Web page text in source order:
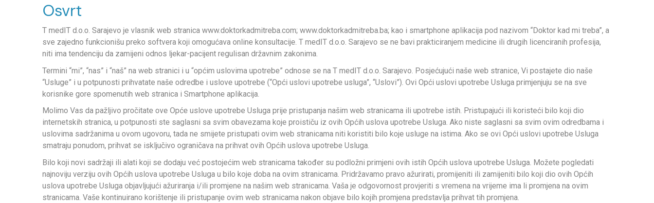
Osvrt
T medIT d.o.o. Sarajevo je vlasnik web stranica www.doktorkadmitreba.com; www.doktorkadmitreba.ba; kao i smartphone aplikacija pod nazivom “Doktor kad mi treba”, a
sve zajedno funkcionišu preko softvera koji omogućava online konsultacije. T medIT d.o.o. Sarajevo se ne bavi prakticiranjem medicine ili drugih licenciranih profesija,
niti ima tendenciju da zamijeni odnos ljekar-pacijent regulisan državnim zakonima.
Termini “mi”, “nas” i “naš” na web stranici i u “općim uslovima upotrebe” odnose se na T medIT d.o.o. Sarajevo. Posjećujući naše web stranice, Vi postajete dio naše
“Usluge” i u potpunosti prihvatate naše odredbe i uslove upotrebe (“Opći uslovi upotrebe usluga”, “Uslovi”). Ovi Opći uslovi upotrebe Usluga primjenjuju se na sve
korisnike gore spomenutih web stranica i Smartphone aplikacija.
Molimo Vas da pažljivo pročitate ove Opće uslove upotrebe Usluga prije pristupanja našim web stranicama ili upotrebe istih. Pristupajući ili koristeći bilo koji dio
internetskih stranica, u potpunosti ste saglasni sa svim obavezama koje proističu iz ovih Općih uslova upotrebe Usluga. Ako niste saglasni sa svim ovim odredbama i
uslovima sadržanima u ovom ugovoru, tada ne smijete pristupati ovim web stranicama niti koristiti bilo koje usluge na istima. Ako se ovi Opći uslovi upotrebe Usluga
smatraju ponudom, prihvat se isključivo ograničava na prihvat ovih Općih uslova upotrebe Usluga.
Bilo koji novi sadržaji ili alati koji se dodaju već postojećim web stranicama također su podložni primjeni ovih istih Općih uslova upotrebe Usluga. Možete pogledati
najnoviju verziju ovih Općih uslova upotrebe Usluga u bilo koje doba na ovim stranicama. Pridržavamo pravo ažurirati, promijeniti ili zamijeniti bilo koji dio ovih Općih
uslova upotrebe Usluga objavljujući ažuriranja i/ili promjene na našim web stranicama. Vaša je odgovornost provjeriti s vremena na vrijeme ima li promjena na ovim
stranicama. Vaše kontinuirano korištenje ili pristupanje ovim web stranicama nakon objave bilo kojih promjena predstavlja prihvat tih promjena.